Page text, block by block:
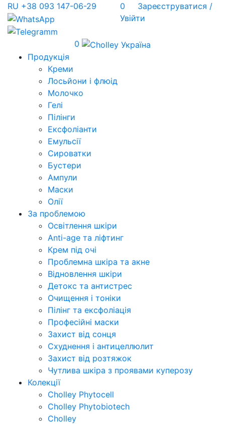
RU +38 093 147-06-29 0
Зареєструватися /
Увійти
0
Продукція
Креми
Лосьйони і флюід
Молочко
Гелі
Пілінги
Ексфоліанти
Емульсії
Сироватки
Бустери
Ампули
Маски
Олії
За проблемою
Освітлення шкіри
Anti-age та ліфтинг
Крем під очі
Проблемна шкіра та акне
Відновлення шкіри
Детокс та антистрес
Очищення і тоніки
Пілінг та ексфоліація
Професійні маски
Захист від сонця
Схуднення і антицеллюлит
Захист від розтяжок
Чутлива шкіра з проявами куперозу
Колекції
Cholley Phytocell
Cholley Phytobiotech
Cholley